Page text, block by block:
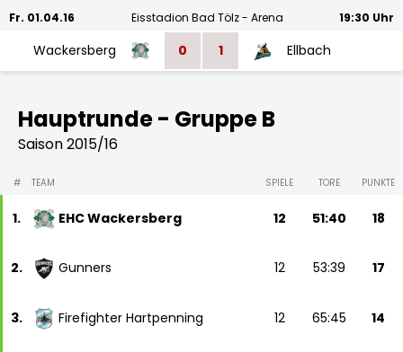
Fr. 01.04.16 Eisstadion Bad Tölz - Arena 19:30 Uhr
Wackersberg 0 1 Ellbach
Hauptrunde - Gruppe B
Saison 2015/16
# TEAM SPIELE TORE PUNKTE
1. EHC Wackersberg 12 51:40 18
2. Gunners 12 53:39 17
3. Firefighter Hartpenning 12 65:45 14